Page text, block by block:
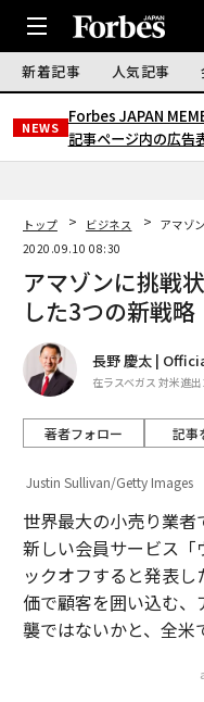
新着記事 人気記事
NEWS
Forbes JAPAN
記事ページ内の広告
トップ ビジネス
アマゾ
2020.09.10 08:30
アマゾンに挑戦
した3つの新戦略
長野 慶太 |
在ラスベガス 対米進
著者フォロー 記事
Justin Sullivan/Getty Images
世界最大の小売り業
新しい会員サービス
ックオフすると発表
価で顧客を囲い込む
襲ではないかと、全米